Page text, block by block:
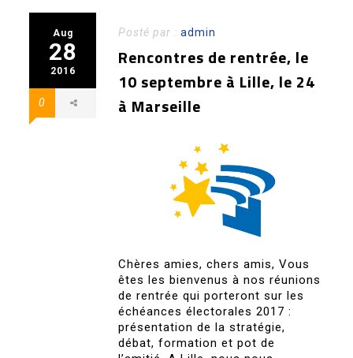
Aug
28
2016
0
Posté par :admin
Rencontres de rentrée, le
10 septembre à Lille, le 24
à Marseille
Chères amies, chers amis, Vous
êtes les bienvenus à nos réunions
de rentrée qui porteront sur les
échéances électorales 2017 :
présentation de la stratégie,
débat, formation et pot de